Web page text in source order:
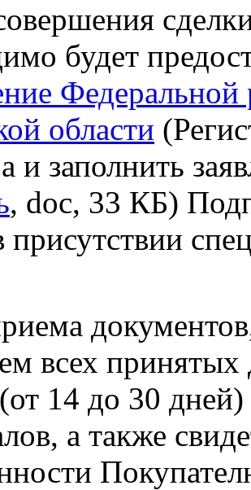
будет
области
и заполнить
, doc, 33 КБ)
присутствии
всех принятых
14 до 30
а также